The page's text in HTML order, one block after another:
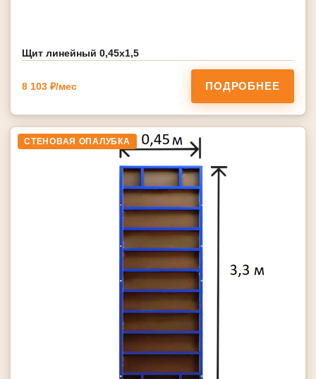
Щит линейный 0,45х1,5
8 103 ₽/мес ПОДРОБНЕЕ
СТЕНОВАЯ ОПАЛУБКА